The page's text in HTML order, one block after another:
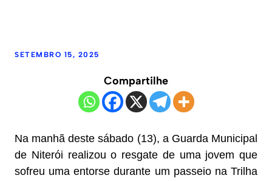
SETEMBRO 15, 2025
Compartilhe
Na manhã deste sábado (13), a Guarda Municipal
de Niterói realizou o resgate de uma jovem que
sofreu uma entorse durante um passeio na Trilha